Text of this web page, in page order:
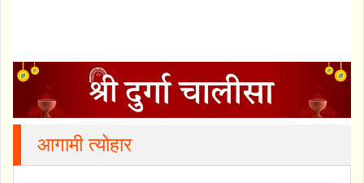
आगामी त्योहार